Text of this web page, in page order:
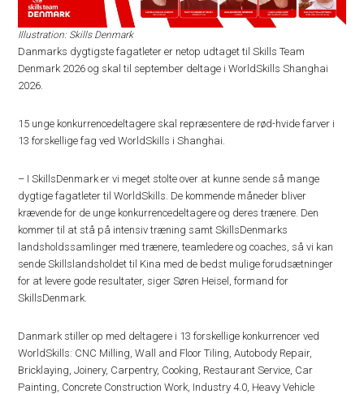
Illustration: Skills Denmark
Danmarks dygtigste fagatleter er netop udtaget til Skills Team
Denmark 2026 og skal til september deltage i WorldSkills Shanghai
2026.
15 unge konkurrencedeltagere skal repræsentere de rød-hvide farver i
13 forskellige fag ved WorldSkills i Shanghai.
– I SkillsDenmark er vi meget stolte over at kunne sende så mange
dygtige fagatleter til WorldSkills. De kommende måneder bliver
krævende for de unge konkurrencedeltagere og deres trænere. Den
kommer til at stå på intensiv træning samt SkillsDenmarks
landsholdssamlinger med trænere, teamledere og coaches, så vi kan
sende Skillslandsholdet til Kina med de bedst mulige forudsætninger
for at levere gode resultater, siger Søren Heisel, formand for
SkillsDenmark.
Danmark stiller op med deltagere i 13 forskellige konkurrencer ved
WorldSkills: CNC Milling, Wall and Floor Tiling, Autobody Repair,
Bricklaying, Joinery, Carpentry, Cooking, Restaurant Service, Car
Painting, Concrete Construction Work, Industry 4.0, Heavy Vehicle